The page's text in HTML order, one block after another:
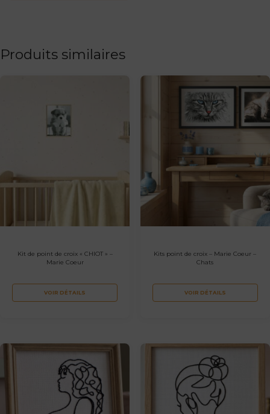
Produits similaires
Kit de point de croix « CHIOT » –
Marie Coeur
VOIR DÉTAILS
Kits point de croix – Marie Coeur –
Chats
VOIR DÉTAILS